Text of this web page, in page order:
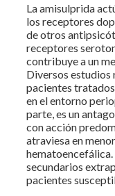
La amisulprida
los receptores
de otros
receptores
contribuye a un
Diversos estudios
pacientes
en el entorno
parte, es un
con acción
atraviesa en
secundarios
pacientes